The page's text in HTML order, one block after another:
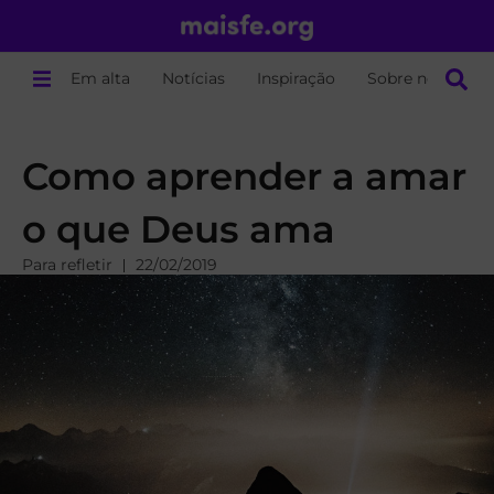
Em alta Notícias Inspiração Sobre nós
Como aprender a amar
o que Deus ama
Para refletir 22/02/2019